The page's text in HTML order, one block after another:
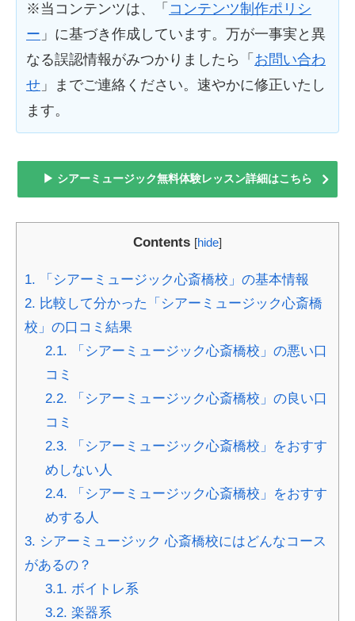
※当コンテンツは、「 コンテンツ制作ポリシ
ー 」に基づき作成しています。万が一事実と異
なる誤認情報がみつかりましたら「 お問い合わ
せ 」までご連絡ください。速やかに修正いたし
ます。
▶ シアーミュージック無料体験レッスン詳細はこちら
Contents [hide]
1. 「シアーミュージック心斎橋校」の基本情報
2. 比較して分かった「シアーミュージック心斎橋
校」の口コミ結果
2.1. 「シアーミュージック心斎橋校」の悪い口
コミ
2.2. 「シアーミュージック心斎橋校」の良い口
コミ
2.3. 「シアーミュージック心斎橋校」をおすす
めしない人
2.4. 「シアーミュージック心斎橋校」をおすす
めする人
3. シアーミュージック 心斎橋校にはどんなコース
があるの？
3.1. ボイトレ系
3.2. 楽器系